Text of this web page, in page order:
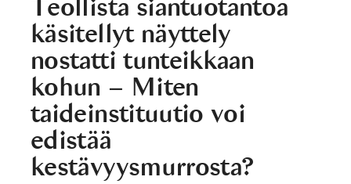
Teollista siantuotantoa
käsitellyt näyttely
nostatti tunteikkaan
kohun – Miten
taideinstituutio voi
edistää
kestävyysmurrosta?